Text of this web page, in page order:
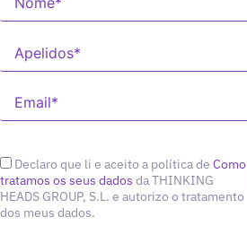
Declaro que li e aceito a política de Como
tratamos os seus dados da THINKING
HEADS GROUP, S.L. e autorizo o tratamento
dos meus dados.